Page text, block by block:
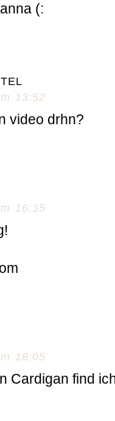
(:
13:52
video drhn?
16:35
18:05
Cardigan find